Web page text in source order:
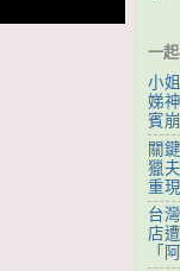
一
小
娣
賓
關
獵
重
台
店
「